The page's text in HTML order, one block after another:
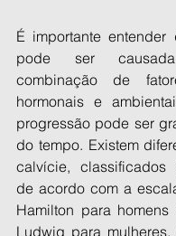
É importante
pode ser
combinação de
hormonais e
progressão pode ser
do tempo. Existem
calvície, classificados
de acordo com a
Hamilton para
Ludwig para